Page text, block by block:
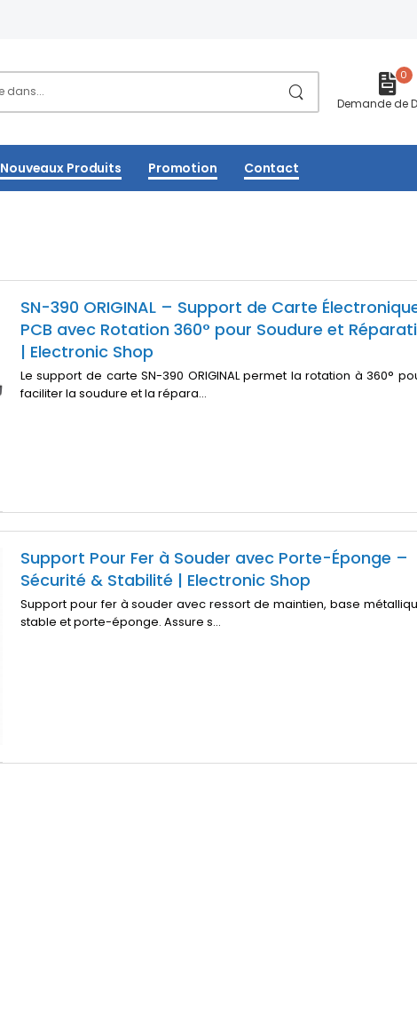
0
Demande de
Nouveaux Produits Promotion Contact
SN-390 ORIGINAL – Support de Carte
PCB avec Rotation 360° pour Soudure et
| Electronic Shop
Le support de carte SN-390 ORIGINAL permet la rotation à 360°
faciliter la soudure et la répara...
Support Pour Fer à Souder avec Porte-Éponge –
Sécurité & Stabilité | Electronic Shop
Support pour fer à souder avec ressort de maintien, base
stable et porte-éponge. Assure s...